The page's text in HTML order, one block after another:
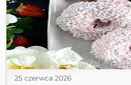
25 czerwca 2026